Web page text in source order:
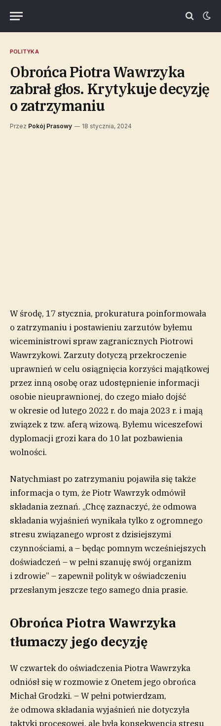
POLITYKA
Obrońca Piotra Wawrzyka
zabrał głos. Krytykuje decyzję
o zatrzymaniu
Przez Pokój Prasowy 18 stycznia, 2024
W środę, 17 stycznia, prokuratura poinformowała
o zatrzymaniu i postawieniu zarzutów byłemu
wiceministrowi spraw zagranicznych Piotrowi
Wawrzykowi. Zarzuty dotyczą przekroczenie
uprawnień w celu osiągnięcia korzyści majątkowej
przez inną osobę oraz udostępnienie informacji
osobie nieuprawnionej, do czego miało dojść
w okresie od lutego 2022 r. do maja 2023 r. i mają
związek z tzw. aferą wizową. Byłemu wiceszefowi
dyplomacji grozi kara do 10 lat pozbawienia
wolności.
Natychmiast po zatrzymaniu pojawiła się także
informacja o tym, że Piotr Wawrzyk odmówił
składania zeznań. „Chcę zaznaczyć, że odmowa
składania wyjaśnień wynikała tylko z ogromnego
stresu związanego wprost z dzisiejszymi
czynnościami, a – będąc pomnym wcześniejszych
doświadczeń – w pełni szanuję swój organizm
i zdrowie” – zapewnił polityk w oświadczeniu
przesłanym jeszcze tego samego dnia prasie.
Obrońca Piotra Wawrzyka
tłumaczy jego decyzję
W czwartek do oświadczenia Piotra Wawrzyka
odniósł się w rozmowie z Onetem jego obrońca
Michał Grodzki. – W pełni potwierdzam,
że odmowa składania wyjaśnień nie dotyczyła
taktyki procesowej, ale była konsekwencją stresu